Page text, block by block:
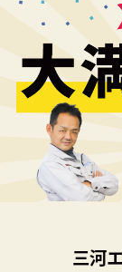
三河